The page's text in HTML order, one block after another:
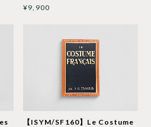
¥9,900
【ISYM/SF160】Le Costume